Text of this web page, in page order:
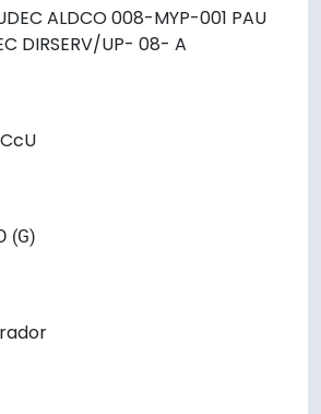
ALDCO 008-MYP-001 PAU
DIRSERV/UP- 08- A
(G)